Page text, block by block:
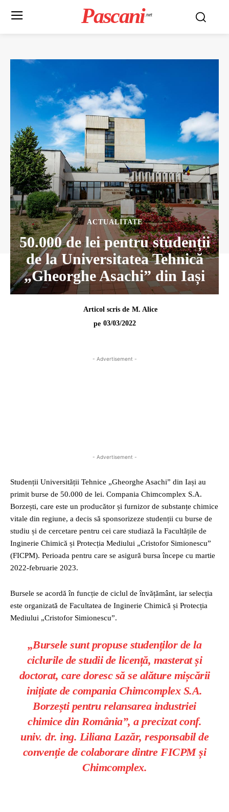
Pascani .net
ACTUALITATE
50.000 de lei pentru studenții
de la Universitatea Tehnică
„Gheorghe Asachi” din Iași
Articol scris de M. Alice
pe 03/03/2022
- Advertisement -
- Advertisement -
Studenții Universității Tehnice „Gheorghe Asachi” din Iași au
primit burse de 50.000 de lei. Compania Chimcomplex S.A.
Borzești, care este un producător și furnizor de substanțe chimice
vitale din regiune, a decis să sponsorizeze studenții cu burse de
studiu și de cercetare pentru cei care studiază la Facultățile de
Inginerie Chimică și Protecția Mediului „Cristofor Simionescu”
(FICPM). Perioada pentru care se asigură bursa începe cu martie
2022-februarie 2023.
Bursele se acordă în funcție de ciclul de învățământ, iar selecția
este organizată de Facultatea de Inginerie Chimică și Protecția
Mediului „Cristofor Simionescu”.
„Bursele sunt propuse studenților de la
ciclurile de studii de licență, masterat și
doctorat, care doresc să se alăture mișcării
inițiate de compania Chimcomplex S.A.
Borzești pentru relansarea industriei
chimice din România”, a precizat conf.
univ. dr. ing. Liliana Lazăr, responsabil de
convenție de colaborare dintre FICPM și
Chimcomplex.